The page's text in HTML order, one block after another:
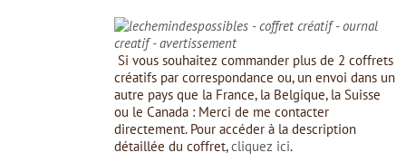
Si vous souhaitez commander plus de 2 coffrets
créatifs par correspondance ou, un envoi dans un
autre pays que la France, la Belgique, la Suisse
ou le Canada : Merci de me contacter
directement. Pour accéder à la description
détaillée du coffret,cliquez ici.